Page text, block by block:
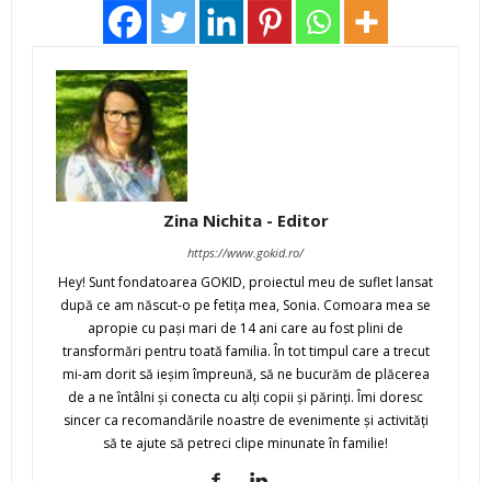
Zina Nichita - Editor
https://www.gokid.ro/
Hey! Sunt fondatoarea GOKID, proiectul meu de suflet lansat
după ce am născut-o pe fetiţa mea, Sonia. Comoara mea se
apropie cu paşi mari de 14 ani care au fost plini de
transformări pentru toată familia. În tot timpul care a trecut
mi-am dorit să ieşim împreună, să ne bucurăm de plăcerea
de a ne întâlni şi conecta cu alţi copii şi părinţi. Îmi doresc
sincer ca recomandările noastre de evenimente şi activităţi
să te ajute să petreci clipe minunate în familie!